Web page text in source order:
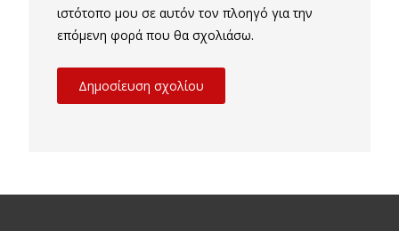
ιστότοπο μου σε αυτόν τον πλοηγό για την
επόμενη φορά που θα σχολιάσω.